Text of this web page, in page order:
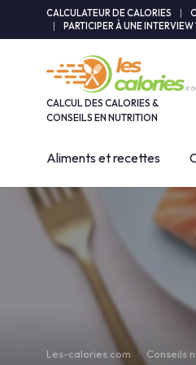
CALCULATEUR DE CALORIES
PARTICIPER À UNE INTERVIEW
CALCUL DES CALORIES &
CONSEILS EN NUTRITION
Aliments et recettes
Les-calories.com Conseils
Panneau de gestion des cookies